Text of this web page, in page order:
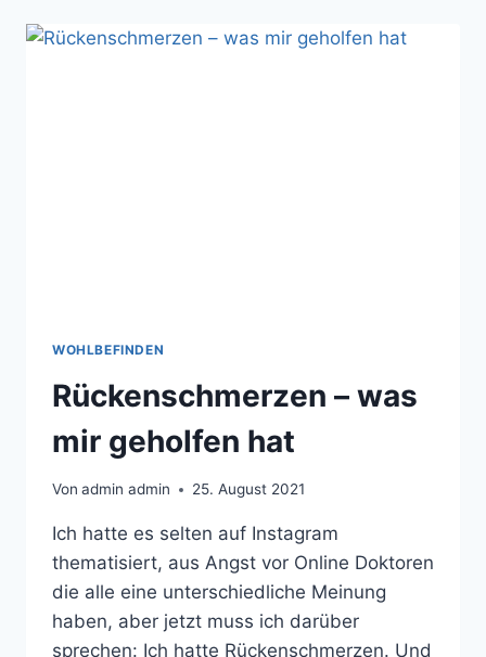
WOHLBEFINDEN
Rückenschmerzen – was
mir geholfen hat
Von admin admin 25. August 2021
Ich hatte es selten auf Instagram
thematisiert, aus Angst vor Online Doktoren
die alle eine unterschiedliche Meinung
haben, aber jetzt muss ich darüber
sprechen: Ich hatte Rückenschmerzen. Und